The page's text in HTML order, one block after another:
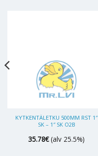
KYTKENTÄLETKU 500MM RST 1″
SK – 1″ SK O2B
35.78€ (alv 25.5%)